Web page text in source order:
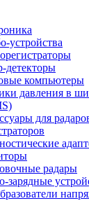
устройства
детекторы
компьютеры
давления в
для
радары
зарядные